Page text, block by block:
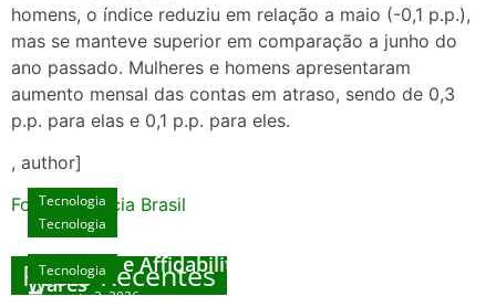
homens, o índice reduziu em relação a maio (-0,1 p.p.),
mas se manteve superior em comparação a junho do
ano passado. Mulheres e homens apresentaram
aumento mensal das contas em atraso, sendo de 0,3
p.p. para elas e 0,1 p.p. para eles.
, author]
Fonte: Agencia Brasil
Posts Recentes
Tecnologia
Unlock Exclusive Rewards at The Big Dog
House
agosto 3, 2026
Tecnologia
Sicurezza e Affidabilità di Mr Nulls Wicked
Wares
Tecnologia
Tecnologia